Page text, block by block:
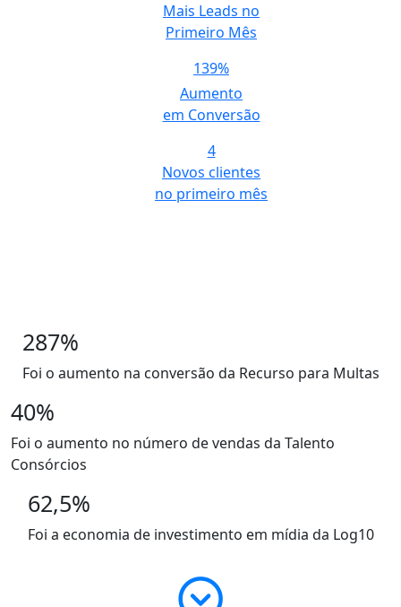
Mais Leads no
Primeiro Mês
139%
Aumento
em Conversão
4
Novos clientes
no primeiro mês
287%
Foi o aumento na conversão da Recurso para Multas
40%
Foi o aumento no número de vendas da Talento
Consórcios
62,5%
Foi a economia de investimento em mídia da Log10